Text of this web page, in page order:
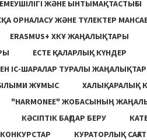
ЖӘНЕ ЫНТЫМАҚТАСТЫҒЫ
ОРНАЛАСУ ЖƏНЕ ТҮЛЕКТЕР
ERASMUS+ ХКҰ ЖАҢАЛЫҚТАРЫ
ЕСТЕ ҚАЛАРЛЫҚ КҮНДЕР
ІС-ШАРАЛАР ТУРАЛЫ ЖАҢАЛЫҚТАР
ЖҰМЫС
ХАЛЫҚАРАЛЫҚ
"HARMONEE" ЖОБАСЫНЫҢ
КӘСІПТІК БАҒДАР БЕРУ
КОНКУРСТАР
КУРАТОРЛЫҚ